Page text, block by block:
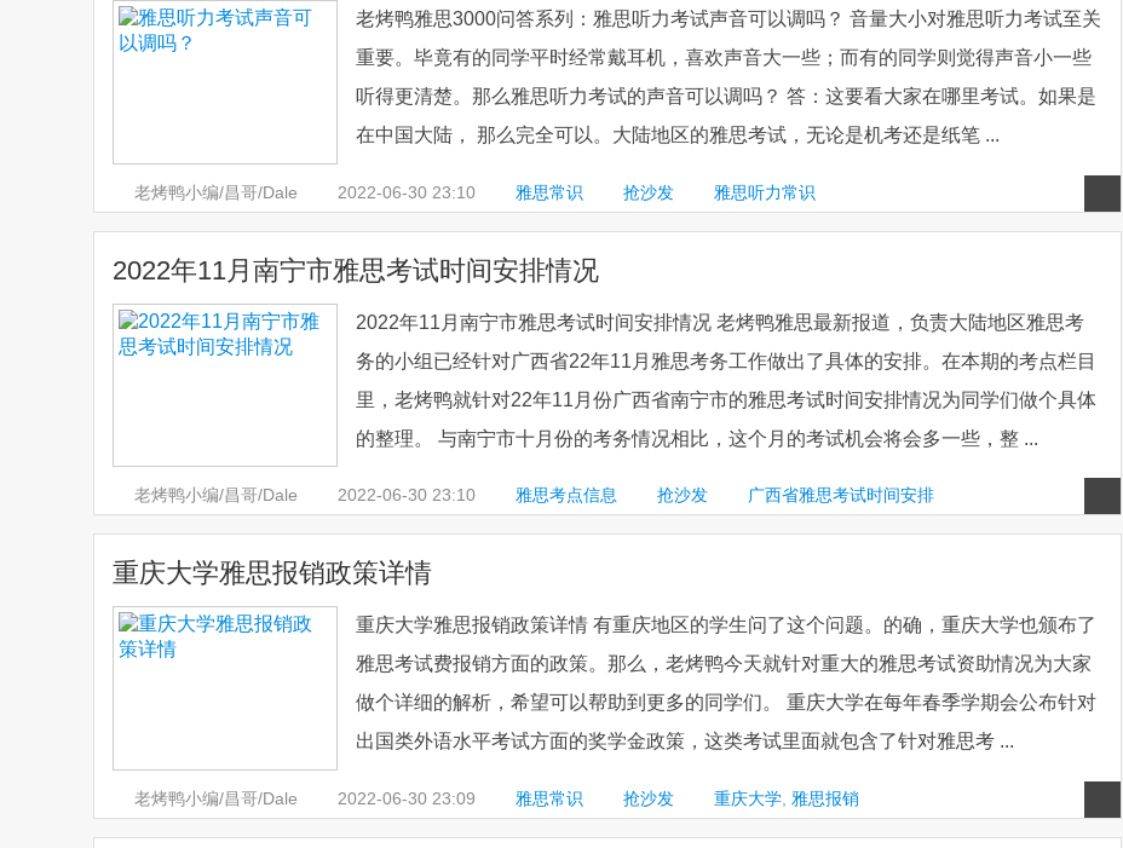
老烤鸭雅思3000问答系列：雅思听力考试声音可以调吗？ 音量大小对雅思听力考试至关
重要。毕竟有的同学平时经常戴耳机，喜欢声音大一些；而有的同学则觉得声音小一些
听得更清楚。那么雅思听力考试的声音可以调吗？ 答：这要看大家在哪里考试。如果是
在中国大陆， 那么完全可以。大陆地区的雅思考试，无论是机考还是纸笔 ...
老烤鸭小编/昌哥/Dale 2022-06-30 23:10 雅思常识 抢沙发 雅思听力常识
more
2022年11月南宁市雅思考试时间安排情况
2022年11月南宁市雅思考试时间安排情况 老烤鸭雅思最新报道，负责大陆地区雅思考
务的小组已经针对广西省22年11月雅思考务工作做出了具体的安排。在本期的考点栏目
里，老烤鸭就针对22年11月份广西省南宁市的雅思考试时间安排情况为同学们做个具体
的整理。 与南宁市十月份的考务情况相比，这个月的考试机会将会多一些，整 ...
老烤鸭小编/昌哥/Dale 2022-06-30 23:10 雅思考点信息 抢沙发 广西省雅思考试时间安排
more
重庆大学雅思报销政策详情
重庆大学雅思报销政策详情 有重庆地区的学生问了这个问题。的确，重庆大学也颁布了
雅思考试费报销方面的政策。那么，老烤鸭今天就针对重大的雅思考试资助情况为大家
做个详细的解析，希望可以帮助到更多的同学们。 重庆大学在每年春季学期会公布针对
出国类外语水平考试方面的奖学金政策，这类考试里面就包含了针对雅思考 ...
老烤鸭小编/昌哥/Dale 2022-06-30 23:09 雅思常识 抢沙发 重庆大学 雅思报销
more